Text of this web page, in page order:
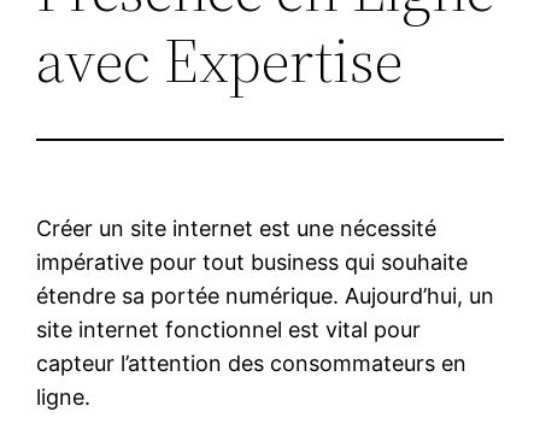
avec Expertise
Créer un site internet est une nécessité
impérative pour tout business qui souhaite
étendre sa portée numérique. Aujourd’hui, un
site internet fonctionnel est vital pour
capteur l’attention des consommateurs en
ligne.